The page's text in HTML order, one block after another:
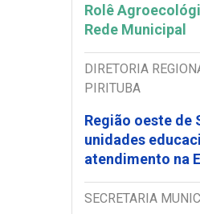
Rolê
Rede Municipal
DIRETORIA
PIRITUBA
Região oeste de
unidades
atendimento na
SECRETARIA